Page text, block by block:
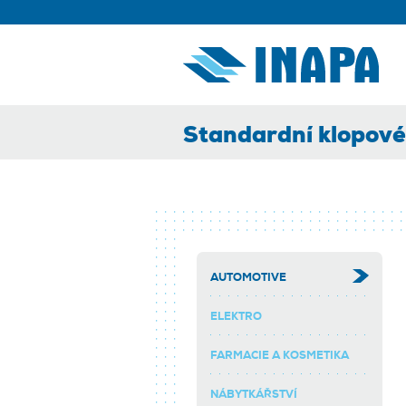
Standardní
AUTOMOTIVE
ELEKTRO
FARMACIE A KOSMETIKA
NÁBYTKÁŘSTVÍ